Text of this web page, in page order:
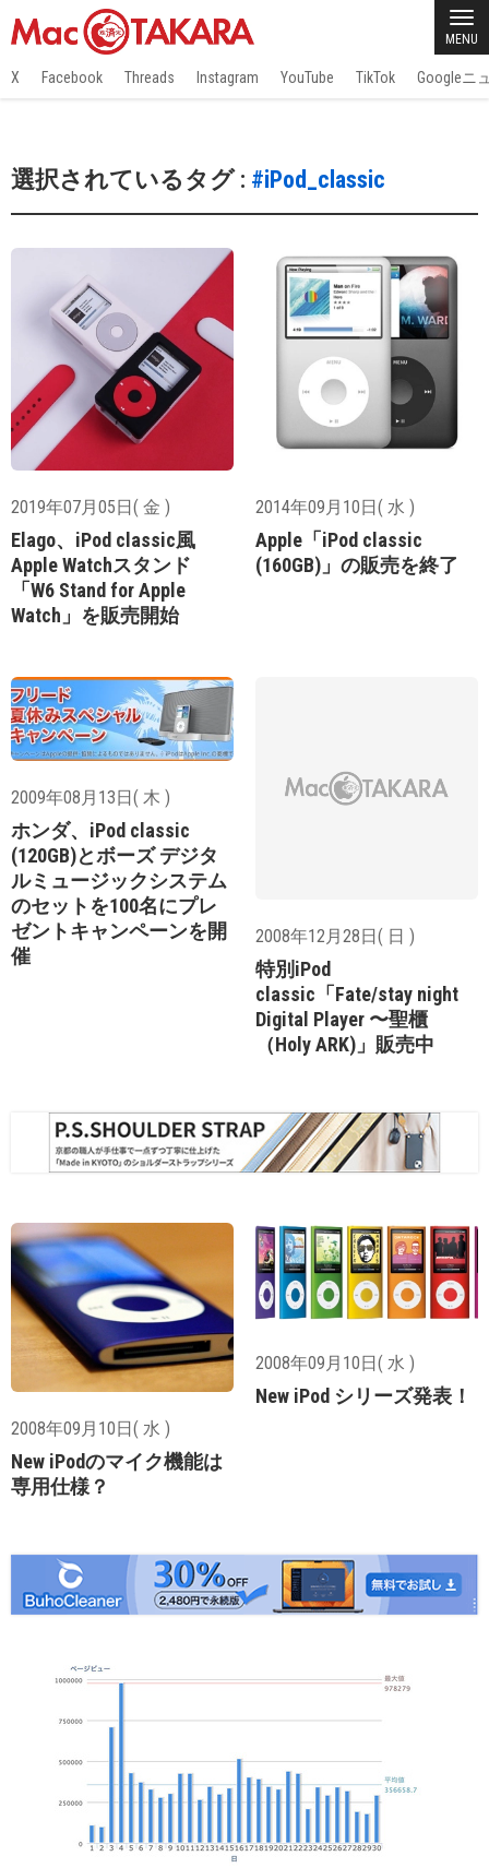
MENU
X Facebook Threads Instagram YouTube TikTok Googleニ
選択されているタグ : #iPod_classic
2019年07月05日( 金 )
Elago、iPod classic風
Apple Watchスタンド
「W6 Stand for Apple
Watch」を販売開始
2014年09月10日( 水 )
Apple「iPod classic
(160GB)」の販売を終了
2009年08月13日( 木 )
ホンダ、iPod classic
(120GB)とボーズ デジタ
ルミュージックシステム
のセットを100名にプレ
ゼントキャンペーンを開
催
2008年12月28日( 日 )
特別iPod
classic「Fate/stay night
Digital Player 〜聖櫃
（Holy ARK)」販売中
2008年09月10日( 水 )
New iPodのマイク機能は
専用仕様？
2008年09月10日( 水 )
New iPod シリーズ発表！